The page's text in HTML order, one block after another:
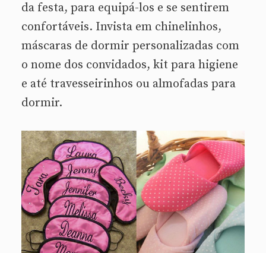
da festa, para equipá-los e se sentirem
confortáveis. Invista em chinelinhos,
máscaras de dormir personalizadas com
o nome dos convidados, kit para higiene
e até travesseirinhos ou almofadas para
dormir.